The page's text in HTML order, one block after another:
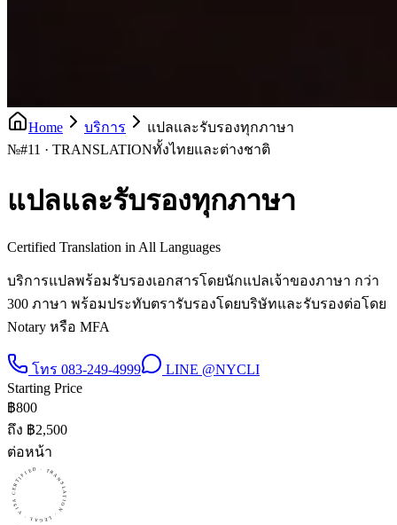
Home บริการ
แปลและรับรองทุกภาษา
№#11 · TRANSLATIONทั้งไทยและต่างชาติ
แปลและรับรองทุกภาษา
Certified Translation in All Languages
บริการแปลพร้อมรับรองเอกสารโดยนักแปลเจ้าของภาษา กว่า
300 ภาษา พร้อมประทับตรารับรองโดยบริษัทและรับรองต่อโดย
Notary หรือ MFA
โทร 083-249-4999 LINE @NYCLI
Starting Price
฿800
ถึง ฿2,500
ต่อหน้า
CERTIFIED · TRANSLATION · LEGAL · VISA · CERTIFIED · TRANSLATION · LEGAL · VISA · CERTIFIED · TRANSLATION · LEGAL · VISA ·